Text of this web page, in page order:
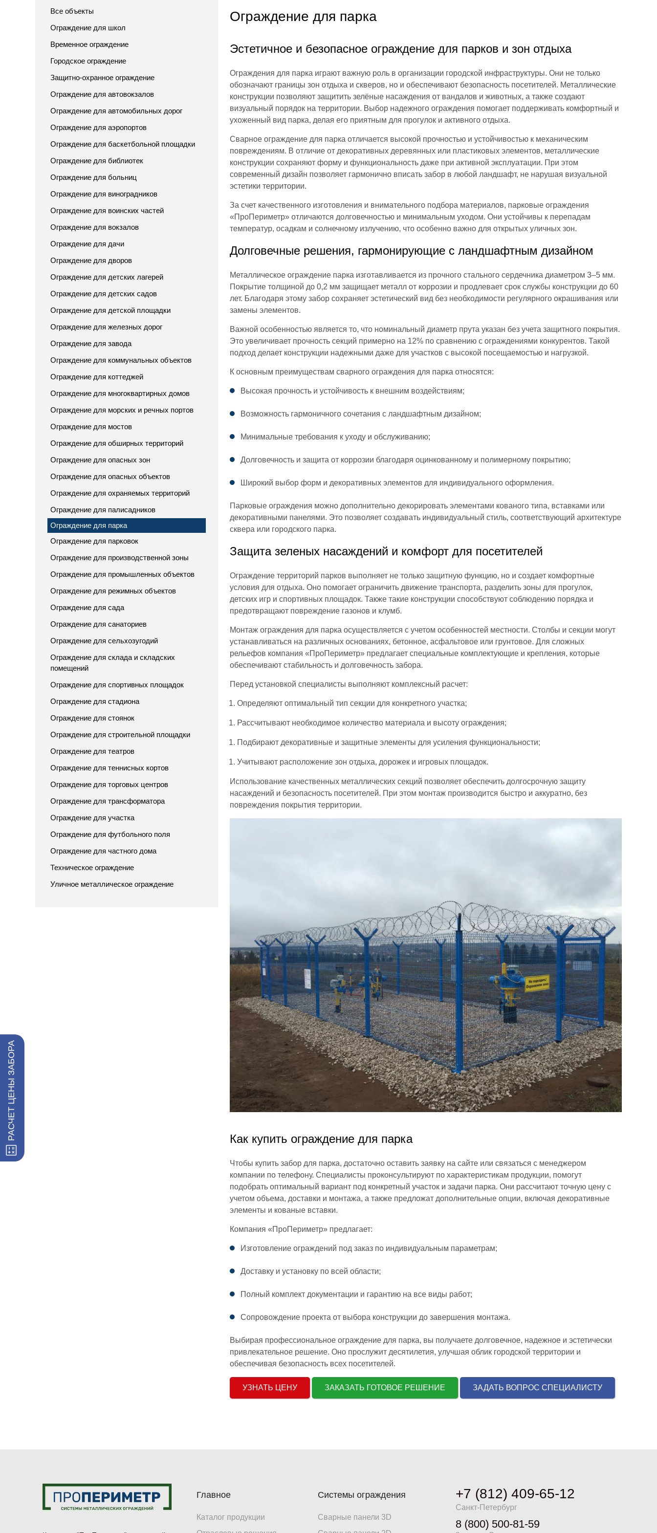
РАСЧЕТ ЦЕНЫ ЗАБОРА
Все объекты
Ограждение для школ
Временное ограждение
Городское ограждение
Защитно-охранное ограждение
Ограждение для автовокзалов
Ограждение для автомобильных дорог
Ограждение для аэропортов
Ограждение для баскетбольной площадки
Ограждение для библиотек
Ограждение для больниц
Ограждение для виноградников
Ограждение для воинских частей
Ограждение для вокзалов
Ограждение для дачи
Ограждение для дворов
Ограждение для детских лагерей
Ограждение для детских садов
Ограждение для детской площадки
Ограждение для железных дорог
Ограждение для завода
Ограждение для коммунальных объектов
Ограждение для коттеджей
Ограждение для многоквартирных домов
Ограждение для морских и речных портов
Ограждение для мостов
Ограждение для обширных территорий
Ограждение для опасных зон
Ограждение для опасных объектов
Ограждение для охраняемых территорий
Ограждение для палисадников
Ограждение для парка
Ограждение для парковок
Ограждение для производственной зоны
Ограждение для промышленных объектов
Ограждение для режимных объектов
Ограждение для сада
Ограждение для санаториев
Ограждение для сельхозугодий
Ограждение для склада и складских
помещений
Ограждение для спортивных площадок
Ограждение для стадиона
Ограждение для стоянок
Ограждение для строительной площадки
Ограждение для театров
Ограждение для теннисных кортов
Ограждение для торговых центров
Ограждение для трансформатора
Ограждение для участка
Ограждение для футбольного поля
Ограждение для частного дома
Техническое ограждение
Уличное металлическое ограждение
Ограждение для парка
Эстетичное и безопасное ограждение для парков и зон отдыха
Ограждения для парка играют важную роль в организации городской инфраструктуры. Они не только
обозначают границы зон отдыха и скверов, но и обеспечивают безопасность посетителей. Металлические
конструкции позволяют защитить зелёные насаждения от вандалов и животных, а также создают
визуальный порядок на территории. Выбор надежного ограждения помогает поддерживать комфортный и
ухоженный вид парка, делая его приятным для прогулок и активного отдыха.
Сварное ограждение для парка отличается высокой прочностью и устойчивостью к механическим
повреждениям. В отличие от декоративных деревянных или пластиковых элементов, металлические
конструкции сохраняют форму и функциональность даже при активной эксплуатации. При этом
современный дизайн позволяет гармонично вписать забор в любой ландшафт, не нарушая визуальной
эстетики территории.
За счет качественного изготовления и внимательного подбора материалов, парковые ограждения
«ПроПериметр» отличаются долговечностью и минимальным уходом. Они устойчивы к перепадам
температур, осадкам и солнечному излучению, что особенно важно для открытых уличных зон.
Долговечные решения, гармонирующие с ландшафтным дизайном
Металлическое ограждение парка изготавливается из прочного стального сердечника диаметром 3–5 мм.
Покрытие толщиной до 0,2 мм защищает металл от коррозии и продлевает срок службы конструкции до 60
лет. Благодаря этому забор сохраняет эстетический вид без необходимости регулярного окрашивания или
замены элементов.
Важной особенностью является то, что номинальный диаметр прута указан без учета защитного покрытия.
Это увеличивает прочность секций примерно на 12% по сравнению с ограждениями конкурентов. Такой
подход делает конструкции надежными даже для участков с высокой посещаемостью и нагрузкой.
К основным преимуществам сварного ограждения для парка относятся:
Высокая прочность и устойчивость к внешним воздействиям;
Возможность гармоничного сочетания с ландшафтным дизайном;
Минимальные требования к уходу и обслуживанию;
Долговечность и защита от коррозии благодаря оцинкованному и полимерному покрытию;
Широкий выбор форм и декоративных элементов для индивидуального оформления.
Парковые ограждения можно дополнительно декорировать элементами кованого типа, вставками или
декоративными панелями. Это позволяет создавать индивидуальный стиль, соответствующий архитектуре
сквера или городского парка.
Защита зеленых насаждений и комфорт для посетителей
Ограждение территорий парков выполняет не только защитную функцию, но и создает комфортные
условия для отдыха. Оно помогает ограничить движение транспорта, разделить зоны для прогулок,
детских игр и спортивных площадок. Также такие конструкции способствуют соблюдению порядка и
предотвращают повреждение газонов и клумб.
Монтаж ограждения для парка осуществляется с учетом особенностей местности. Столбы и секции могут
устанавливаться на различных основаниях, бетонное, асфальтовое или грунтовое. Для сложных
рельефов компания «ПроПериметр» предлагает специальные комплектующие и крепления, которые
обеспечивают стабильность и долговечность забора.
Перед установкой специалисты выполняют комплексный расчет:
Определяют оптимальный тип секции для конкретного участка;
Рассчитывают необходимое количество материала и высоту ограждения;
Подбирают декоративные и защитные элементы для усиления функциональности;
Учитывают расположение зон отдыха, дорожек и игровых площадок.
Использование качественных металлических секций позволяет обеспечить долгосрочную защиту
насаждений и безопасность посетителей. При этом монтаж производится быстро и аккуратно, без
повреждения покрытия территории.
Как купить ограждение для парка
Чтобы купить забор для парка, достаточно оставить заявку на сайте или связаться с менеджером
компании по телефону. Специалисты проконсультируют по характеристикам продукции, помогут
подобрать оптимальный вариант под конкретный участок и задачи парка. Они рассчитают точную цену с
учетом объема, доставки и монтажа, а также предложат дополнительные опции, включая декоративные
элементы и кованые вставки.
Компания «ПроПериметр» предлагает:
Изготовление ограждений под заказ по индивидуальным параметрам;
Доставку и установку по всей области;
Полный комплект документации и гарантию на все виды работ;
Сопровождение проекта от выбора конструкции до завершения монтажа.
Выбирая профессиональное ограждение для парка, вы получаете долговечное, надежное и эстетически
привлекательное решение. Оно прослужит десятилетия, улучшая облик городской территории и
обеспечивая безопасность всех посетителей.
УЗНАТЬ ЦЕНУ ЗАКАЗАТЬ ГОТОВОЕ РЕШЕНИЕ ЗАДАТЬ ВОПРОС СПЕЦИАЛИСТУ
Главное
Каталог продукции
Системы ограждения
Сварные панели 3D
+7 (812) 409-65-12
Санкт-Петербург
8 (800) 500-81-59